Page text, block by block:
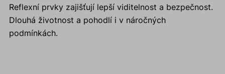
Reflexní prvky zajišťují lepší viditelnost a bezpečnost.
Dlouhá životnost a pohodlí i v náročných
podmínkách.